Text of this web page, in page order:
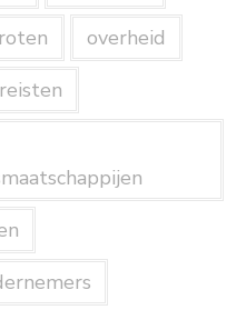
overheid